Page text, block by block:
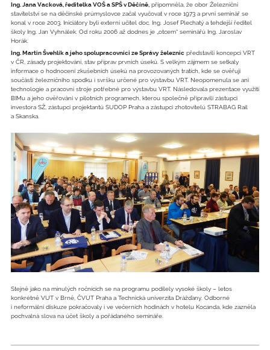
Ing. Jana Vacková, ředitelka VOŠ a SPŠ v Děčíně, připomněla, že obor Železniční
stavitelství se na děčínské průmyslovce začal vyučovat v roce 1973 a první seminář se
konal v roce 2003. Iniciátory byli externí učitel doc. Ing. Josef Plechatý a tehdejší ředitel
školy Ing. Jan Vyhnálek. Od roku 2006 až dodnes je „otcem“ seminářů Ing. Jaroslav
Horák.
Ing. Martin Švehlík a jeho spolupracovníci ze Správy železnic představili koncepci VRT
v ČR, zásady projektování, stav příprav prvních úseků. S velkým zájmem se setkaly
informace o hodnocení zkušebních úseků na provozovaných tratích, kde se ověřují
součásti železničního spodku i svršku určené pro výstavbu VRT. Neopomenula se ani
technologie a pracovní stroje potřebné pro výstavbu VRT. Následovala prezentace využití
BIMu a jeho ověřování v pilotních programech, kterou společně připravili zástupci
investora SŽ, zástupci projektantů SUDOP Praha a zástupci zhotovitelů STRABAG Rail
a Skanska.
Stejně jako na minulých ročnících se na programu podílely vysoké školy – letos
konkrétně VUT v Brně, ČVUT Praha a Technická univerzita Drážďany. Odborné
i neformální diskuze pokračovaly i ve večerních hodinách v hotelu Kocanda, kde zazněla
pochvalná slova na účet školy a pořádaného semináře.